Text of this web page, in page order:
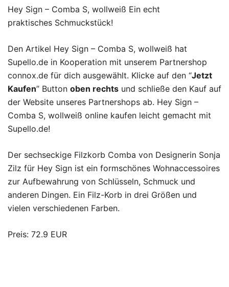
Hey Sign – Comba S, wollweiß Ein echt
praktisches Schmuckstück!
Den Artikel Hey Sign – Comba S, wollweiß hat
Supello.de in Kooperation mit unserem Partnershop
connox.de für dich ausgewählt. Klicke auf den “Jetzt
Kaufen” Button oben rechts und schließe den Kauf auf
der Website unseres Partnershops ab. Hey Sign –
Comba S, wollweiß online kaufen leicht gemacht mit
Supello.de!
Der sechseckige Filzkorb Comba von Designerin Sonja
Zilz für Hey Sign ist ein formschönes Wohnaccessoires
zur Aufbewahrung von Schlüsseln, Schmuck und
anderen Dingen. Ein Filz-Korb in drei Größen und
vielen verschiedenen Farben.
Preis: 72.9 EUR